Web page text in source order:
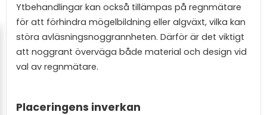
Ytbehandlingar kan också tillämpas på regnmätare
för att förhindra mögelbildning eller algväxt, vilka kan
störa avläsningsnoggrannheten. Därför är det viktigt
att noggrant överväga både material och design vid
val av regnmätare.
Placeringens inverkan